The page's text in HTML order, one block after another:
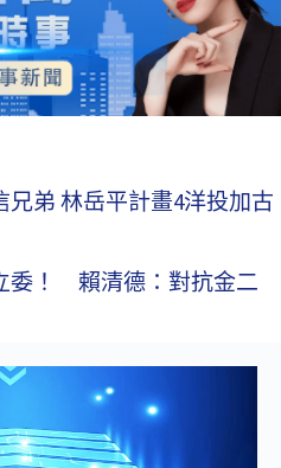
弟 林岳平計畫4洋投加古
委！ 賴清德：對抗金二